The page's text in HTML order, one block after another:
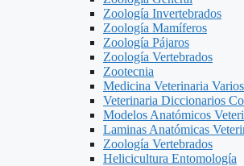
Zoología Invertebrados
Zoología Mamíferos
Zoología Pájaros
Zoología Vertebrados
Zootecnia
Medicina Veterinaria
Veterinaria Diccionarios
Modelos Anatómicos
Laminas Anatómicas
Zoología Vertebrados
Helicicultura Entomología